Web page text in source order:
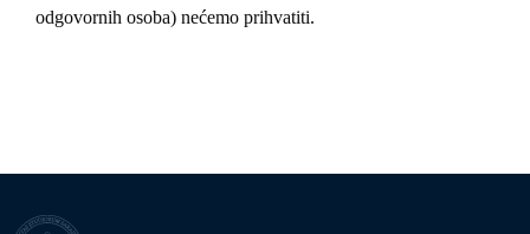
odgovornih osoba) nećemo prihvatiti.